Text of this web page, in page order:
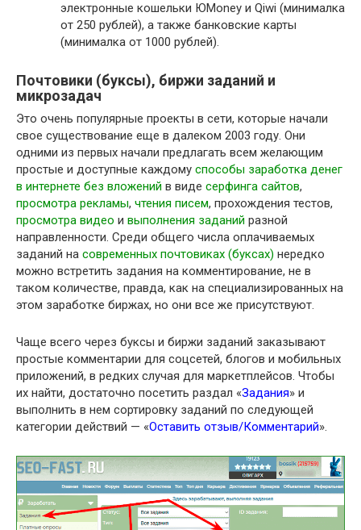
электронные кошельки ЮMoney и Qiwi (минималка
от 250 рублей), а также банковские карты
(минималка от 1000 рублей).
Почтовики (буксы), биржи заданий и
микрозадач
Это очень популярные проекты в сети, которые начали
свое существование еще в далеком 2003 году. Они
одними из первых начали предлагать всем желающим
простые и доступные каждому способы заработка денег
в интернете без вложений в виде серфинга сайтов,
просмотра рекламы, чтения писем, прохождения тестов,
просмотра видео и выполнения заданий разной
направленности. Среди общего числа оплачиваемых
заданий на современных почтовиках (буксах) нередко
можно встретить задания на комментирование, не в
таком количестве, правда, как на специализированных на
этом заработке биржах, но они все же присутствуют.
Чаще всего через буксы и биржи заданий заказывают
простые комментарии для соцсетей, блогов и мобильных
приложений, в редких случая для маркетплейсов. Чтобы
их найти, достаточно посетить раздал «Задания» и
выполнить в нем сортировку заданий по следующей
категории действий — «Оставить отзыв/Комментарий».